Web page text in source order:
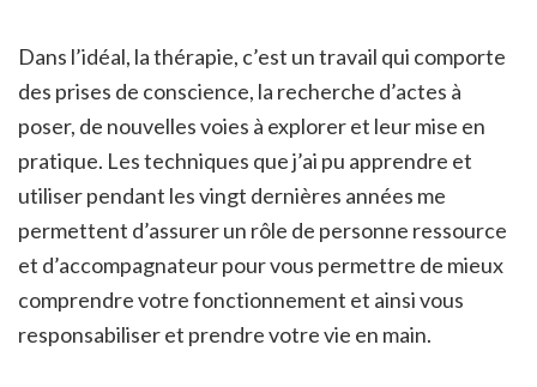
Dans l’idéal, la thérapie, c’est un travail qui comporte
des prises de conscience, la recherche d’actes à
poser, de nouvelles voies à explorer et leur mise en
pratique. Les techniques que j’ai pu apprendre et
utiliser pendant les vingt dernières années me
permettent d’assurer un rôle de personne ressource
et d’accompagnateur pour vous permettre de mieux
comprendre votre fonctionnement et ainsi vous
responsabiliser et prendre votre vie en main.